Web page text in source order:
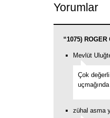
Yorumlar
“1075)
Mevlüt
Çok
uçmağında
zühal asma